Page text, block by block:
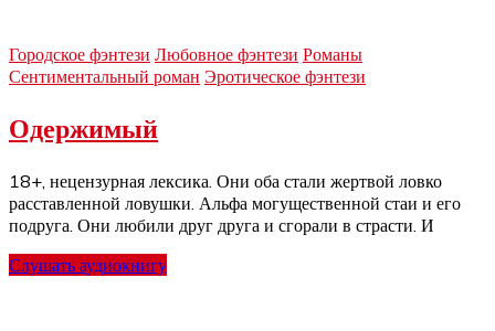
Городское фэнтези Любовное фэнтези Романы
Сентиментальный роман Эротическое фэнтези
Одержимый
18+, нецензурная лексика. Они оба стали жертвой ловко
расставленной ловушки. Альфа могущественной стаи и его
подруга. Они любили друг друга и сгорали в страсти. И
Слушать аудиокнигу